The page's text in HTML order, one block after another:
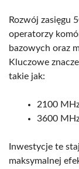
Rozwój zasięgu
operatorzy
bazowych oraz
Kluczowe
takie jak:
2100
3600
Inwestycje te
maksymalnej